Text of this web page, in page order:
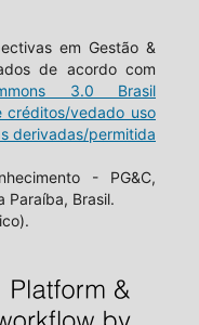
em Gestão &
de acordo com
3.0 Brasil
créditos/vedado uso
derivadas/permitida
- PG&C,
Paraíba, Brasil.